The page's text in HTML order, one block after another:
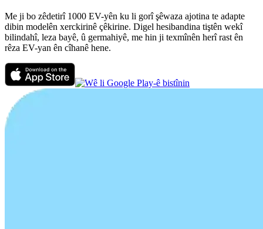
Me ji bo zêdetirî 1000 EV-yên ku li gorî şêwaza ajotina te adapte
dibin modelên xerckirinê çêkirine. Digel hesibandina tiştên wekî
bilindahî, leza bayê, û germahiyê, me hin ji texmînên herî rast ên
rêza EV-yan ên cîhanê hene.